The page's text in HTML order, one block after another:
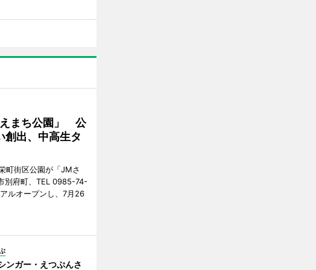
まち公園」 公
創出、中高生タ
町街区公園が「JMさ
別府町、TEL 0985-74-
ルオープンし、7月26
ンガー・えつぷんさ